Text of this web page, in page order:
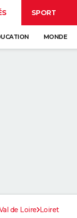
SPORT
MONDE
de Loire Loiret